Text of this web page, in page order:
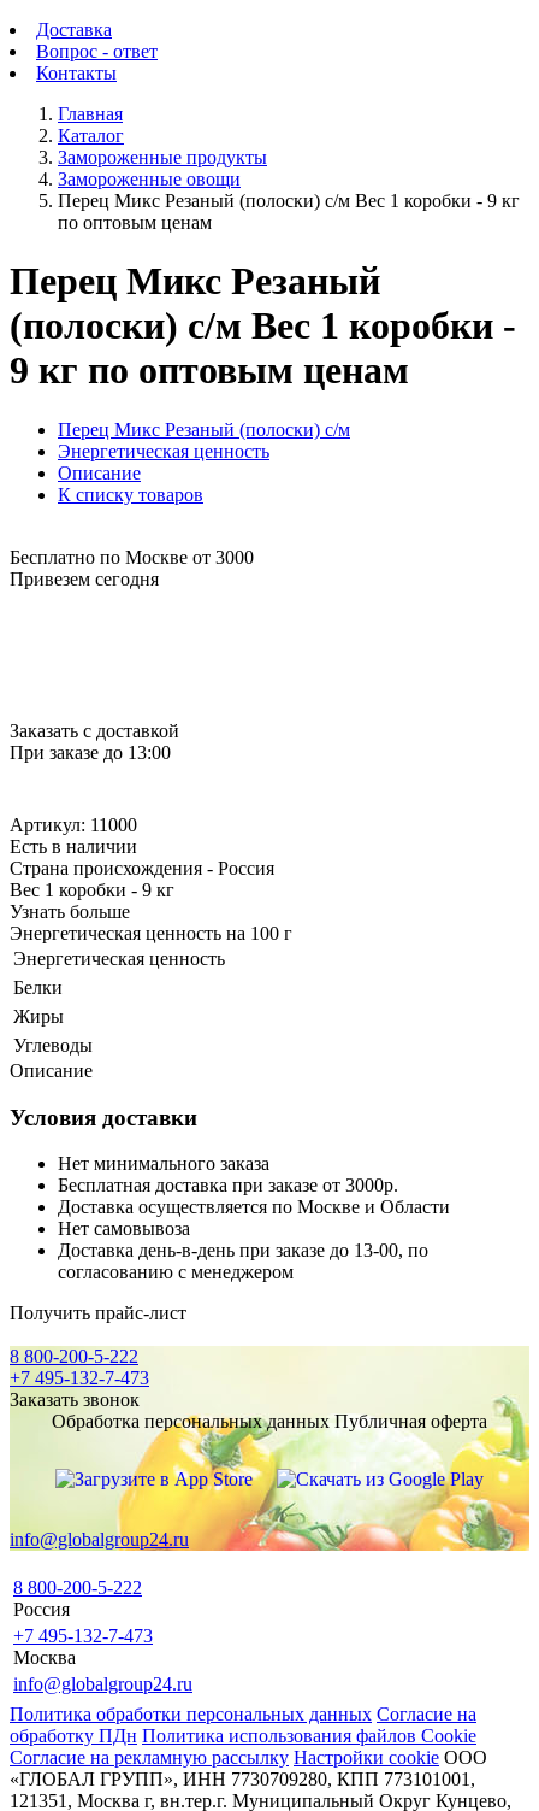
Доставка
Вопрос - ответ
Контакты
Главная
Каталог
Замороженные продукты
Замороженные овощи
Перец Микс Резаный (полоски) с/м Вес 1 коробки - 9 кг
по оптовым ценам
Перец Микс Резаный
(полоски) с/м Вес 1 коробки -
9 кг по оптовым ценам
Перец Микс Резаный (полоски) с/м
Энергетическая ценность
Описание
К списку товаров
Бесплатно по Москве от 3000
Привезем сегодня
Заказать с доставкой
При заказе до 13:00
Артикул: 11000
Есть в наличии
Страна происхождения - Россия
Вес 1 коробки - 9 кг
Узнать больше
Энергетическая ценность на 100 г
Энергетическая ценность
Белки
Жиры
Углеводы
Описание
Условия доставки
Нет минимального заказа
Бесплатная доставка при заказе от 3000р.
Доставка осуществляется по Москве и Области
Нет самовывоза
Доставка день-в-день при заказе до 13-00, по
согласованию с менеджером
Получить прайс-лист
8 800-200-5-222
+7 495-132-7-473
Заказать звонок
Обработка персональных данных Публичная оферта
info@globalgroup24.ru
8 800-200-5-222
Россия
+7 495-132-7-473
Москва
info@globalgroup24.ru
Политика обработки персональных данных Согласие на
обработку ПДн Политика использования файлов Cookie
Согласие на рекламную рассылку Настройки cookie ООО
«ГЛОБАЛ ГРУПП», ИНН 7730709280, КПП 773101001,
121351, Москва г, вн.тер.г. Муниципальный Округ Кунцево,